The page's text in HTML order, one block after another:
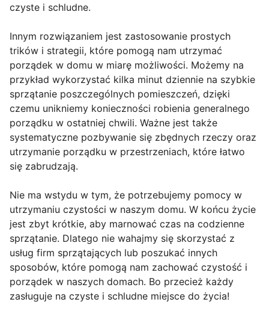
czyste i schludne.
Innym rozwiązaniem jest zastosowanie prostych
trików i strategii, które pomogą nam utrzymać
porządek w domu w miarę możliwości. Możemy na
przykład wykorzystać kilka minut dziennie na szybkie
sprzątanie poszczególnych pomieszczeń, dzięki
czemu unikniemy konieczności robienia generalnego
porządku w ostatniej chwili. Ważne jest także
systematyczne pozbywanie się zbędnych rzeczy oraz
utrzymanie porządku w przestrzeniach, które łatwo
się zabrudzają.
Nie ma wstydu w tym, że potrzebujemy pomocy w
utrzymaniu czystości w naszym domu. W końcu życie
jest zbyt krótkie, aby marnować czas na codzienne
sprzątanie. Dlatego nie wahajmy się skorzystać z
usług firm sprzątających lub poszukać innych
sposobów, które pomogą nam zachować czystość i
porządek w naszych domach. Bo przecież każdy
zasługuje na czyste i schludne miejsce do życia!